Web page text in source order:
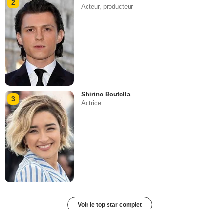
2
Acteur, producteur
3
Shirine Boutella
Actrice
Voir le top star complet